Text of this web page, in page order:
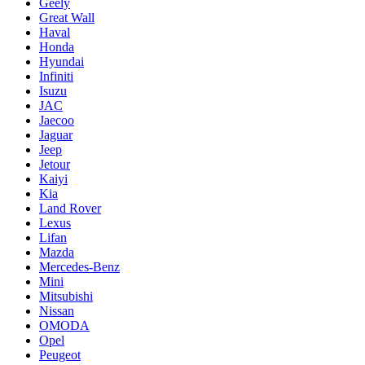
Great Wall
Haval
Honda
Hyundai
Infiniti
Isuzu
JAC
Jaecoo
Jaguar
Jeep
Jetour
Kaiyi
Kia
Land Rover
Lexus
Lifan
Mazda
Mercedes-Benz
Mini
Mitsubishi
Nissan
OMODA
Opel
Peugeot